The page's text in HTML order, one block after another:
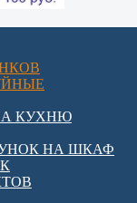
КУХНЮ
НА ШКАФ